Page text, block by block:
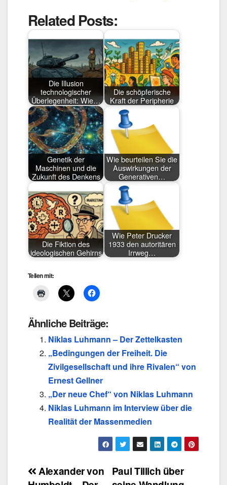
Related Posts:
Die Illusion
technologischer
Überlegenheit: Wie…
Die schöpferische
Kraft der Peripherie
Genetik der
Maschinen und die
Zukunft des Denkens
Wie beurteilen Sie die
Auswirkungen der
Generativen…
Die Fiktion des
ideologischen Gehirns
Wie Peter Drucker
1933 den autoritären
Irrweg…
Teilen mit:
Ähnliche Beiträge:
Niklas Luhmann – Der Zettelkasten
„Bedingungen der Freiheit. Die
Zivilgesellschaft und ihre Rivalen“ von
Ernest Gellner
„Der neue Chef“ von Niklas Luhmann
Niklas Luhmann im Interview über die
Realität der Massenmedien
Beitragsnavigation
Paul Tillich über
Alexander von